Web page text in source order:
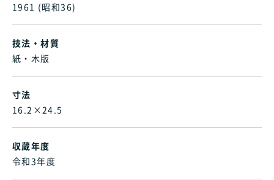
1961 (昭和36)
技法・材質
紙・木版
寸法
16.2×24.5
収蔵年度
令和3年度